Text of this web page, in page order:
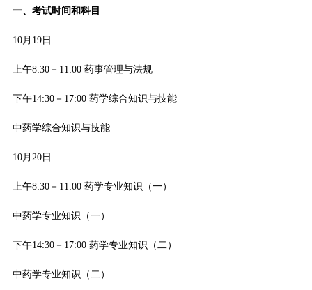
一、考试时间和科目
10月19日
上午8:30－11:00 药事管理与法规
下午14:30－17:00 药学综合知识与技能
中药学综合知识与技能
10月20日
上午8:30－11:00 药学专业知识（一）
中药学专业知识（一）
下午14:30－17:00 药学专业知识（二）
中药学专业知识（二）